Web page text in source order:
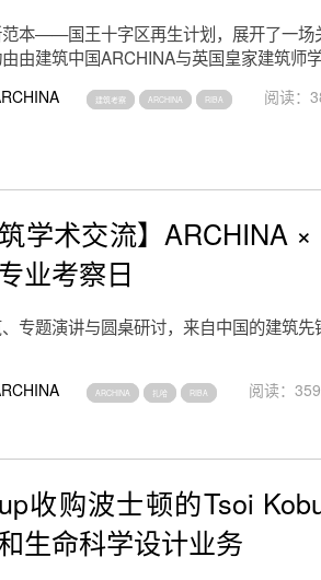
本——国王十字区再生计划，展开了一场
由建筑中国ARCHINA与英国皇家建筑师
建筑考察 ARCHINA RIBA 阅读：
筑学术交流】ARCHINA
业考察日
专题演讲与圆桌研讨，来自中国的建筑
ARCHINA 扎哈 RIBA 阅读：
收购波士顿的Tsoi
生命科学设计业务